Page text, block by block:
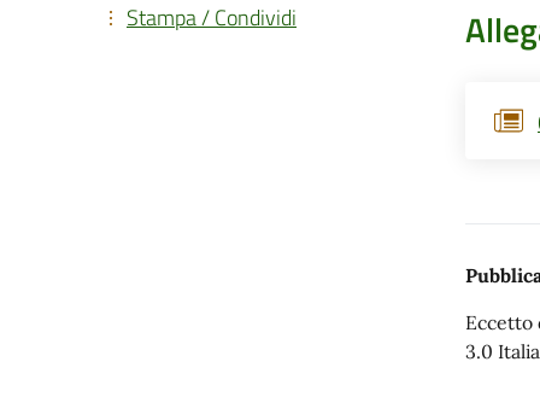
Eccetto
3.0
Stampa / Condividi